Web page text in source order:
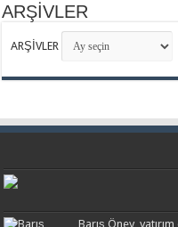
ARŞİVLER
ARŞİVLER
Barış Öney,